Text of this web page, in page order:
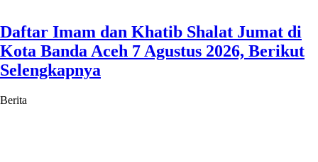
Daftar Imam dan Khatib Shalat Jumat di
Kota Banda Aceh 7 Agustus 2026, Berikut
Selengkapnya
Berita